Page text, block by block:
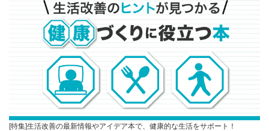
[特集]生活改善の最新情報やアイデア本で、健康的な生活をサポート！